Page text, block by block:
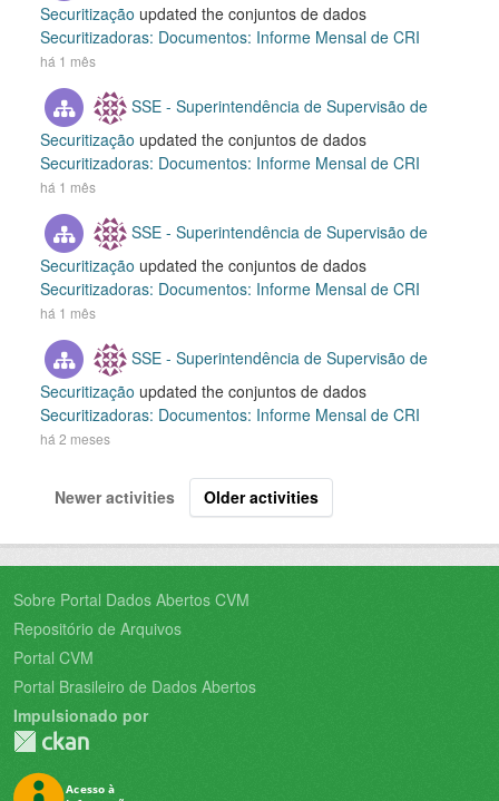
Securitização updated the conjuntos de dados
Securitizadoras: Documentos: Informe Mensal de CRI
há 1 mês
SSE - Superintendência de Supervisão de
Securitização updated the conjuntos de dados
Securitizadoras: Documentos: Informe Mensal de CRI
há 1 mês
SSE - Superintendência de Supervisão de
Securitização updated the conjuntos de dados
Securitizadoras: Documentos: Informe Mensal de CRI
há 1 mês
SSE - Superintendência de Supervisão de
Securitização updated the conjuntos de dados
Securitizadoras: Documentos: Informe Mensal de CRI
há 2 meses
Newer activities Older activities
Sobre Portal Dados Abertos CVM
Repositório de Arquivos
Portal CVM
Portal Brasileiro de Dados Abertos
Impulsionado por